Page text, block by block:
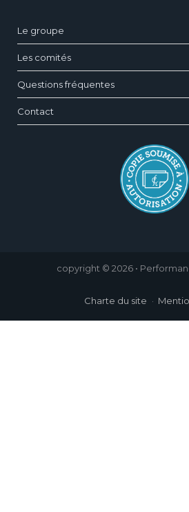
Le groupe
Les comités
Questions fréquentes
Contact
copyright © 2026 •
Charte du site